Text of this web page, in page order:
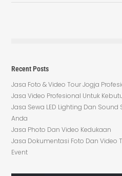
Recent Posts
Jasa Foto & Video Tour Jogja
Jasa Video Profesional Untuk
Jasa Sewa LED Lighting Dan
Anda
Jasa Photo Dan Video Kedukaan
Jasa Dokumentasi Foto Dan Video
Event